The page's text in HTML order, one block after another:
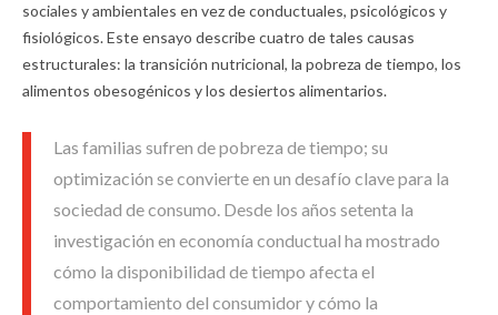
sociales y ambientales en vez de conductuales, psicológicos y
fisiológicos. Este ensayo describe cuatro de tales causas
estructurales: la transición nutricional, la pobreza de tiempo, los
alimentos obesogénicos y los desiertos alimentarios.
Las familias sufren de pobreza de tiempo; su
optimización se convierte en un desafío clave para la
sociedad de consumo. Desde los años setenta la
investigación en economía conductual ha mostrado
cómo la disponibilidad de tiempo afecta el
comportamiento del consumidor y cómo la